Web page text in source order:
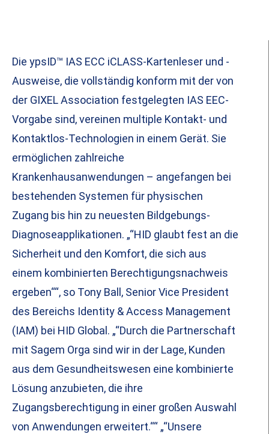
Die ypsID™ IAS ECC iCLASS-Kartenleser und -
Ausweise, die vollständig konform mit der von
der GIXEL Association festgelegten IAS EEC-
Vorgabe sind, vereinen multiple Kontakt- und
Kontaktlos-Technologien in einem Gerät. Sie
ermöglichen zahlreiche
Krankenhausanwendungen – angefangen bei
bestehenden Systemen für physischen
Zugang bis hin zu neuesten Bildgebungs-
Diagnoseapplikationen. „“HID glaubt fest an die
Sicherheit und den Komfort, die sich aus
einem kombinierten Berechtigungsnachweis
ergeben““, so Tony Ball, Senior Vice President
des Bereichs Identity & Access Management
(IAM) bei HID Global. „“Durch die Partnerschaft
mit Sagem Orga sind wir in der Lage, Kunden
aus dem Gesundheitswesen eine kombinierte
Lösung anzubieten, die ihre
Zugangsberechtigung in einer großen Auswahl
von Anwendungen erweitert.““ „“Unsere